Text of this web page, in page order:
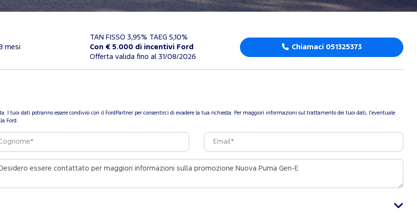
mesi
TAN FISSO 3,95% TAEG 5,10%
Con € 5.000 di incentivi Ford
Offerta valida fino al 31/08/2026
Chiamaci 051325373
I tuoi dati potranno essere condivisi con il FordPartner per consentirci di evadere la tua richiesta. Per maggiori informazioni sul trattamento dei tuoi dati, l'eventuale
Ford.